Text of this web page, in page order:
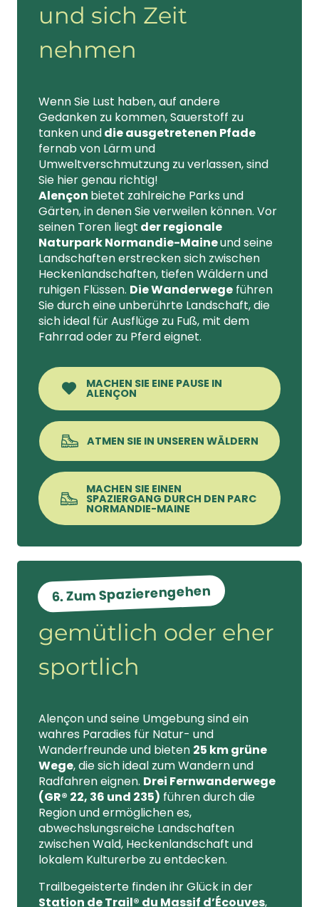
und sich Zeit
nehmen
Wenn Sie Lust haben, auf andere
Gedanken zu kommen, Sauerstoff zu
tanken unddie ausgetretenen Pfade
fernab von Lärm und
Umweltverschmutzung zu verlassen, sind
Sie hier genau richtig!
Alençon bietet zahlreiche Parks und
Gärten, in denen Sie verweilen können. Vor
seinen Toren liegt der regionale
Naturpark Normandie-Maineund seine
Landschaften erstrecken sich zwischen
Heckenlandschaften, tiefen Wäldern und
ruhigen Flüssen. Die Wanderwege führen
Sie durch eine unberührte Landschaft, die
sich ideal für Ausflüge zu Fuß, mit dem
Fahrrad oder zu Pferd eignet.
MACHEN SIE EINE PAUSE IN
ALENÇON
ATMEN SIE IN UNSEREN WÄLDERN
MACHEN SIE EINEN
SPAZIERGANG DURCH DEN PARC
NORMANDIE-MAINE
6. Zum Spazierengehen
gemütlich oder eher
sportlich
Alençon und seine Umgebung sind ein
wahres Paradies für Natur- und
Wanderfreunde und bieten 25 km grüne
Wege, die sich ideal zum Wandern und
Radfahren eignen. Drei Fernwanderwege
(GR® 22, 36 und 235) führen durch die
Region und ermöglichen es,
abwechslungsreiche Landschaften
zwischen Wald, Heckenlandschaft und
lokalem Kulturerbe zu entdecken.
Trailbegeisterte finden ihr Glück in der
Station de Trail® du Massif d’Écouves,